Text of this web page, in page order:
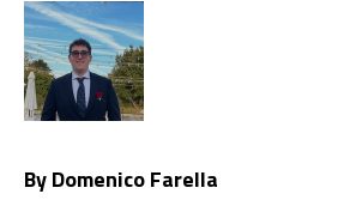
By Domenico Farella